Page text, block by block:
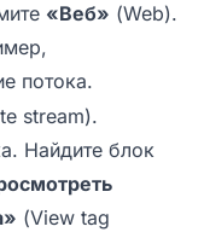
«Веб» (Web).
потока.
stream).
Найдите блок
(View tag